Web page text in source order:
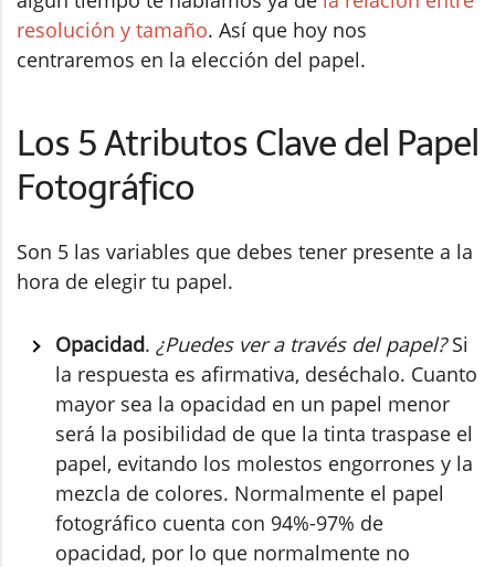
resolución y tamaño. Así que hoy nos
centraremos en la elección del papel.
Los 5 Atributos Clave del Papel
Fotográfico
Son 5 las variables que debes tener presente a la
hora de elegir tu papel.
Opacidad. ¿Puedes ver a través del papel?Si
la respuesta es afirmativa, deséchalo. Cuanto
mayor sea la opacidad en un papel menor
será la posibilidad de que la tinta traspase el
papel, evitando los molestos engorrones y la
mezcla de colores. Normalmente el papel
fotográfico cuenta con 94%-97% de
opacidad, por lo que normalmente no